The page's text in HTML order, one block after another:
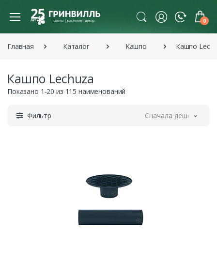
0
Главная Каталог Кашпо Кашпо
Кашпо Lechuza
Показано 1-20 из 115 наименований
Фильтр Сначала дешевле